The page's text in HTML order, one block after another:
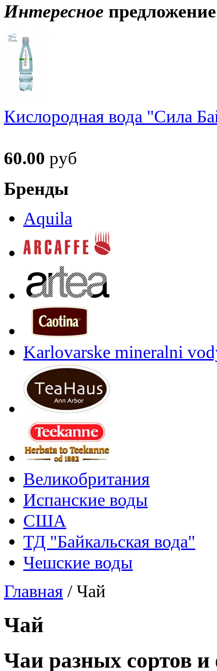
Интересное предложение
Кислородная вода "Сила
60.00 руб
Бренды
Aquila
Karlovarske mineralni
Великобритания
Испанские воды
США
ТД "Байкальская вода"
Чешские воды
Главная /Чай
Чай
Чаи разных сортов и